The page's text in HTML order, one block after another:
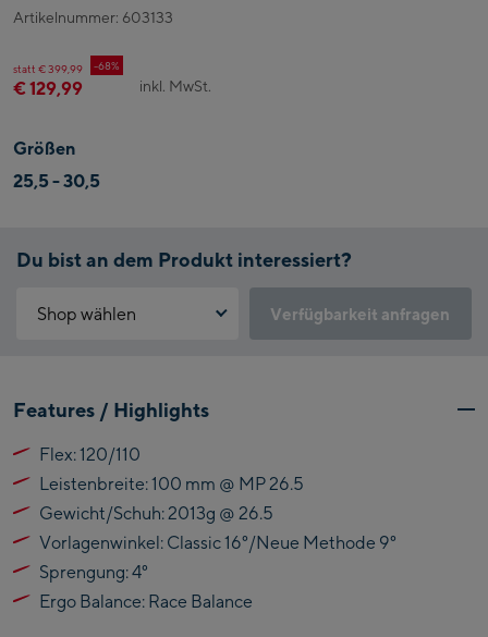
Artikelnummer: 603133
statt € 399,99 -68%
€ 129,99 inkl. MwSt.
Größen
25,5 - 30,5
Du bist an dem Produkt interessiert?
Shop wählen
Flagshipstore Kaprun
Maiskogelbahn
Talstation / Valley
station
Kitzsteinhorn
Alpincenter
(Bergstation / Top
station)
Bikeworld Kaprun
Verfügbarkeit anfragen
Klicke hierfür einfach auf folgenden Link.
Click & Reserve zulassen
Features / Highlights
Flex: 120/110
Leistenbreite: 100 mm @ MP 26.5
Gewicht/Schuh: 2013g @ 26.5
Vorlagenwinkel: Classic 16°/Neue Methode 9°
Sprengung: 4°
Ergo Balance: Race Balance